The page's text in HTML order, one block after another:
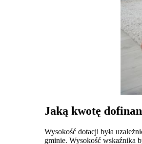
Jaką kwotę
Wysokość dotacji była
gminie. Wysokość wskaźnika